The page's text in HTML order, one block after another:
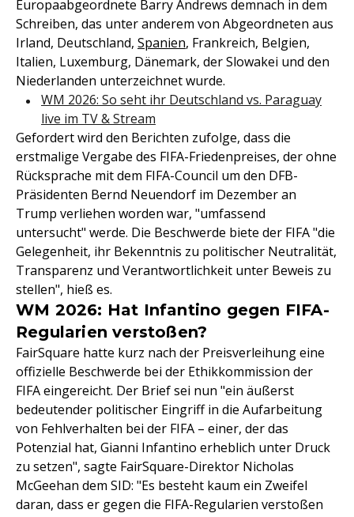
Europaabgeordnete Barry Andrews demnach in dem
Schreiben, das unter anderem von Abgeordneten aus
Irland, Deutschland, Spanien, Frankreich, Belgien,
Italien, Luxemburg, Dänemark, der Slowakei und den
Niederlanden unterzeichnet wurde.
WM 2026: So seht ihr Deutschland vs. Paraguay
live im TV & Stream
Gefordert wird den Berichten zufolge, dass die
erstmalige Vergabe des FIFA-Friedenpreises, der ohne
Rücksprache mit dem FIFA-Council um den DFB-
Präsidenten Bernd Neuendorf im Dezember an
Trump verliehen worden war, "umfassend
untersucht" werde. Die Beschwerde biete der FIFA "die
Gelegenheit, ihr Bekenntnis zu politischer Neutralität,
Transparenz und Verantwortlichkeit unter Beweis zu
stellen", hieß es.
WM 2026: Hat Infantino gegen FIFA-
Regularien verstoßen?
FairSquare hatte kurz nach der Preisverleihung eine
offizielle Beschwerde bei der Ethikkommission der
FIFA eingereicht. Der Brief sei nun "ein äußerst
bedeutender politischer Eingriff in die Aufarbeitung
von Fehlverhalten bei der FIFA – einer, der das
Potenzial hat, Gianni Infantino erheblich unter Druck
zu setzen", sagte FairSquare-Direktor Nicholas
McGeehan dem SID: "Es besteht kaum ein Zweifel
daran, dass er gegen die FIFA-Regularien verstoßen